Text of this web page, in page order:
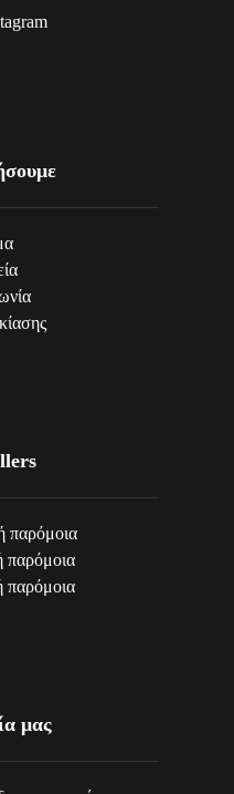
παρόμοια
παρόμοια
παρόμοια
μας